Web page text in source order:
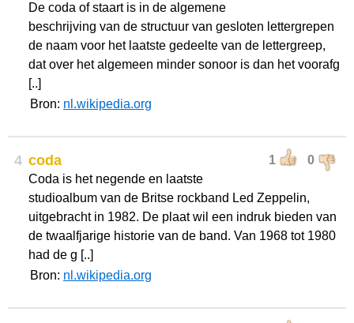
De coda of staart is in de algemene
beschrijving van de structuur van gesloten lettergrepen
de naam voor het laatste gedeelte van de lettergreep,
dat over het algemeen minder sonoor is dan het voorafg
[..]
Bron: nl.wikipedia.org
4 1 0
coda
Coda is het negende en laatste
studioalbum van de Britse rockband Led Zeppelin,
uitgebracht in 1982. De plaat wil een indruk bieden van
de twaalfjarige historie van de band. Van 1968 tot 1980
had de g [..]
Bron: nl.wikipedia.org